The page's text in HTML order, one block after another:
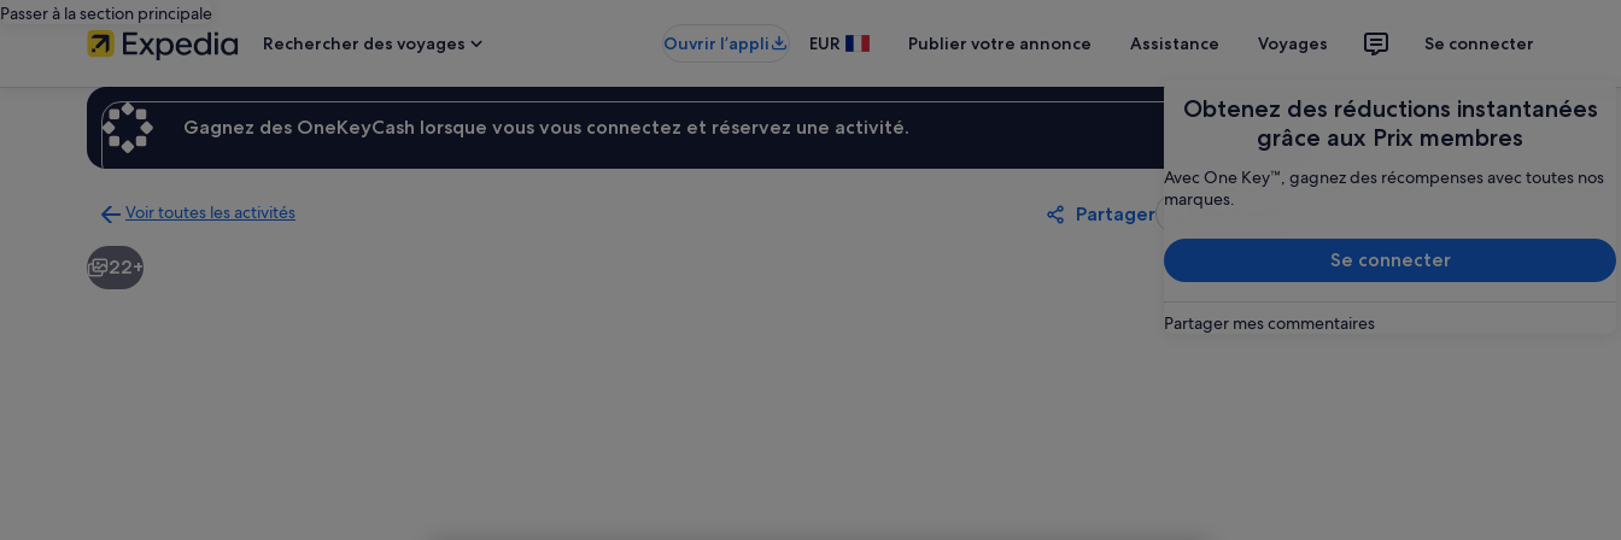
Passer à la section principale
Rechercher des voyages
Ouvrir l’appli EUR Publier votre annonce Assistance Voyages Se connecter
Obtenez des réductions instantanées
grâce aux Prix membres
Avec One Key™, gagnez des récompenses avec toutes nos
marques.
Se connecter
Partager mes commentaires
Gagnez des OneKeyCash lorsque vous vous connectez et réservez une activité. Se connecter
Voir toutes les activités
à
la
Partager Sauvegarder
22+